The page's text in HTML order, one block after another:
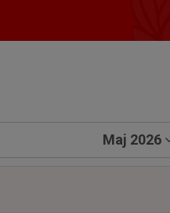
Maj 2026